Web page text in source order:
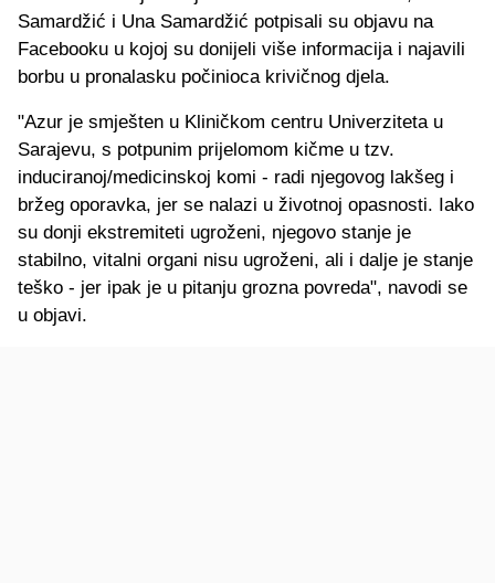
Samardžić i Una Samardžić potpisali su objavu na
Facebooku u kojoj su donijeli više informacija i najavili
borbu u pronalasku počinioca krivičnog djela.
"Azur je smješten u Kliničkom centru Univerziteta u
Sarajevu, s potpunim prijelomom kičme u tzv.
induciranoj/medicinskoj komi - radi njegovog lakšeg i
bržeg oporavka, jer se nalazi u životnoj opasnosti. Iako
su donji ekstremiteti ugroženi, njegovo stanje je
stabilno, vitalni organi nisu ugroženi, ali i dalje je stanje
teško - jer ipak je u pitanju grozna povreda", navodi se
u objavi.